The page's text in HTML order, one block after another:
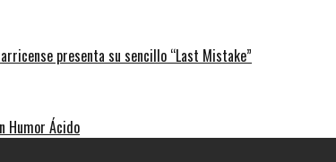
presenta su sencillo “Last Mistake”
Humor Ácido